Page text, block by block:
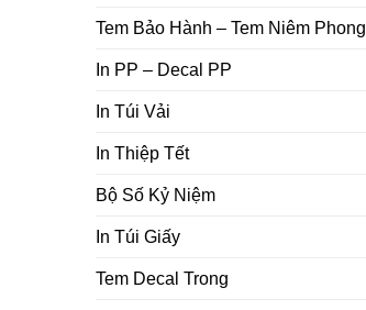
Tem Bảo Hành – Tem Niêm Phong
In PP – Decal PP
In Túi Vải
In Thiệp Tết
Bộ Số Kỷ Niệm
In Túi Giấy
Tem Decal Trong